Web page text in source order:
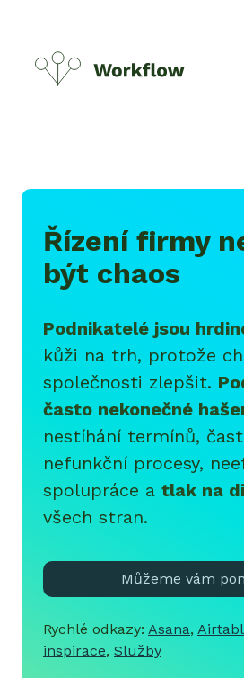
Řízení firmy
být chaos
Podnikatelé jsou
kůži na trh, protože
společnosti zlepšit.
často nekonečné
nestíhání termínů,
nefunkční procesy,
spolupráce a tlak na
všech stran.
Můžeme vám
Rychlé odkazy: Asana,
inspirace, Služby